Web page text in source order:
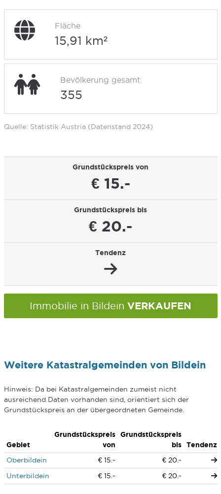
Fläche
15,91 km²
Bevölkerung gesamt
355
Quelle: Statistik Austria (Datenstand 2024)
Grundstückspreis von
€ 15.-
Grundstückspreis bis
€ 20.-
Tendenz
Immobilie in Bildein VERKAUFEN
Weitere Katastralgemeinden von Bildein
Hinweis: Da bei Katastralgemeinden zumeist nicht
ausreichend Daten vorhanden sind, orientiert sich der
Grundstückspreis an der übergeordneten Gemeinde.
Gebiet
Grundstückspreis
von
Grundstückspreis
bis
Tendenz
Oberbildein
€ 15.-
€ 20.-
Unterbildein
€ 15.- € 20.-